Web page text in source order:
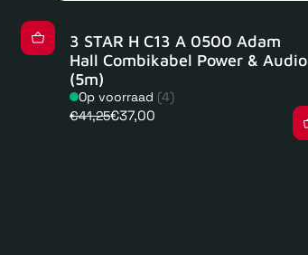
3 STAR H C13 A 0500 Adam
Hall Combikabel Power & Audio
(5m)
Op voorraad (4)
€41,25€37,00